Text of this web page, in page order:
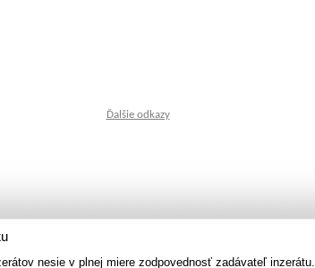
Ďalšie odkazy
nesie v plnej miere zodpovednosť zadávateľ inzerátu.